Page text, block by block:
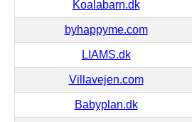
Koalabarn.dk
byhappyme.com
LIAMS.dk
Villavejen.com
Babyplan.dk